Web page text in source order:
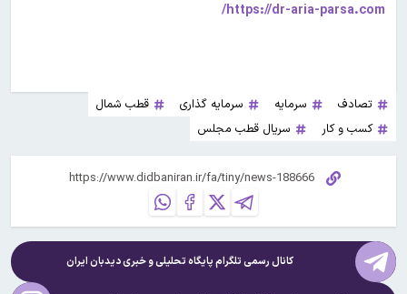
https://dr-aria-parsa.com/
تصادف سرمایه سرمایه گذاری
قطب شمال
کسب و کار
سریال قطب مجلس
کانال رسمی تلگرام پایگاه تحلیلی و خبریدیدبان ایران